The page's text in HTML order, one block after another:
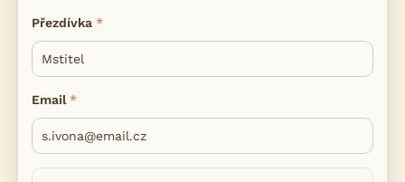
Přezdívka
Email